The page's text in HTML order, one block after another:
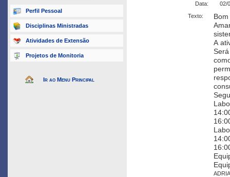
Perfil Pessoal
Disciplinas Ministradas
Atividades de Extensão
Projetos de Monitoria
Ir ao Menu Principal
Data:
02/
Texto:
A